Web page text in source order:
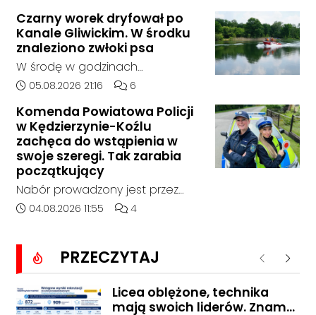
14:30 na drodze wojewódzkiej nr
408 pomiędzy Starym Koźlem a
Bierawą.
Czarny worek dryfował po
Kanale Gliwickim. W środku
znaleziono zwłoki psa
W środę w godzinach
popołudniowych służby zostały
Gliwicki po zgłoszeniu od
zaniepokojonego świadka.
Osoba zgłaszająca zauważyła
unoszący się na wodzie czarny
worek, którego zawartość
wzbudziła jej niepokój.
Data dodania artykułu:
05.08.2026 21:16 Liczba komentarzy artykułu:
6
Komenda Powiatowa Policji
w Kędzierzynie-Koźlu
zachęca do wstąpienia w
swoje szeregi. Tak zarabia
początkujący
Nabór prowadzony jest przez
cały rok, a dokumenty można
elektronicznie. Początkujący
funkcjonariusz może otrzymywać
od 5311 do 6530 zł netto, zależnie
od wieku, etapu szkolenia i
miejsca służby.
Data dodania artykułu:
04.08.2026 11:55 Liczba komentarzy artykułu:
4
PRZECZYTAJ Poprzednie
Licea oblężone, technika
mają swoich liderów. Znamy